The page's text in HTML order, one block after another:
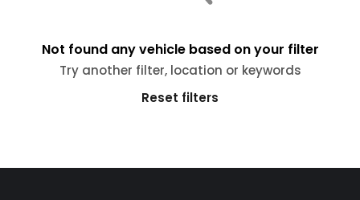
Not found any vehicle based on your filter
Try another filter, location or keywords
Reset filters